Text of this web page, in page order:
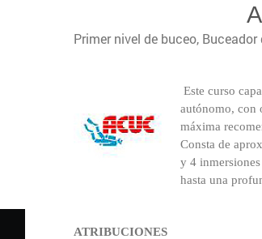
Primer nivel de buceo,
Este curso
autónomo, con
máxima
Consta de
y 4
hasta una
ATRIBUCIONES